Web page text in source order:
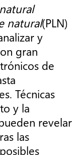
natural(PLN)
y
gran
de
Técnicas
y la
revelar
las